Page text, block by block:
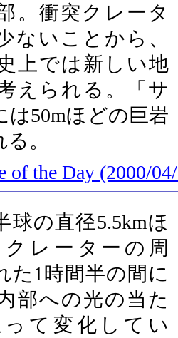
。衝突クレータ
ないことから、
上では新しい地
えられる。「サ
は50mほどの巨岩
。
of the Day (2000/
球の直径5.5kmほ
レーターの周
た1時間半の間に
部への光の当た
て変化してい